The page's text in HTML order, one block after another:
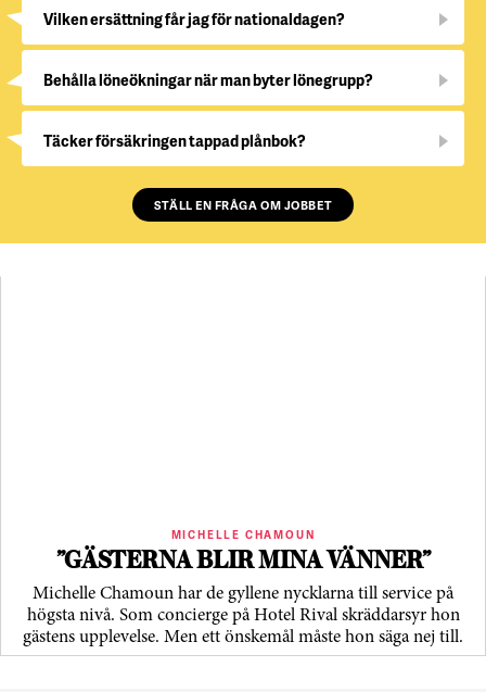
Vilken ersättning får jag för nationaldagen?
Behålla löneökningar när man byter lönegrupp?
Täcker försäkringen tappad plånbok?
STÄLL EN FRÅGA OM JOBBET
MICHELLE CHAMOUN
”GÄSTERNA BLIR MINA VÄNNER”
Michelle Chamoun har de gyllene nycklarna till service på
högsta nivå. Som concierge på Hotel Rival skräddarsyr hon
gästens upp­levelse. Men ett önskemål måste hon säga nej till.